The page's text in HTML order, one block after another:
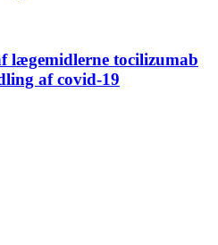
lægemidlerne tocilizumab
af covid-19